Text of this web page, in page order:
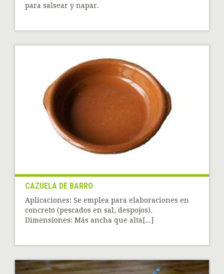
para salsear y napar.
CAZUELA DE BARRO
Aplicaciones: Se emplea para elaboraciones en
concreto (pescados en sal, despojos).
Dimensiones: Más ancha que alta[...]